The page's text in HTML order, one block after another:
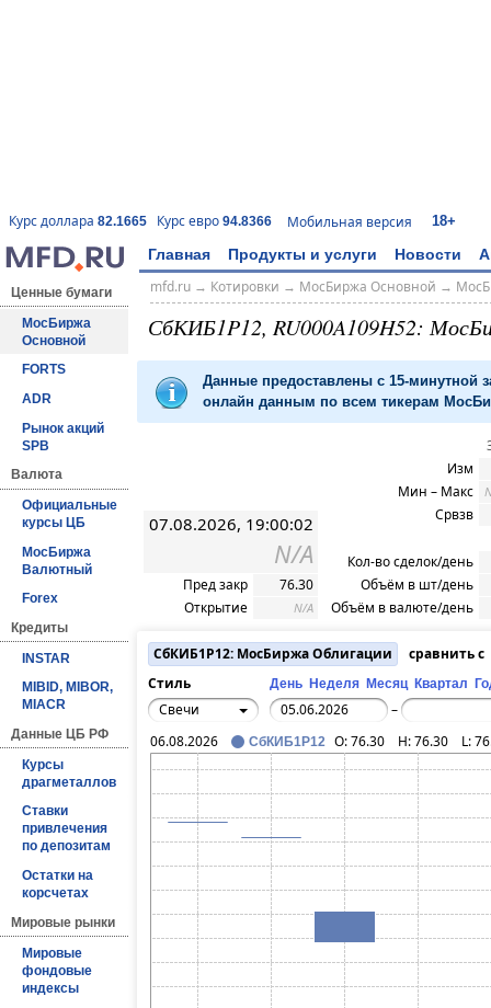
Курс доллара 82.1665 Курс евро 94.8366 Мобильная версия 18+
Главная Продукты и услуги Новости
Ценные бумаги
МосБиржа
Основной
FORTS
ADR
Рынок акций
SPB
Валюта
Официальные
курсы ЦБ
МосБиржа
Валютный
Forex
Кредиты
INSTAR
MIBID, MIBOR,
MIACR
Данные ЦБ РФ
Курсы
драгметаллов
Ставки
привлечения
по депозитам
Остатки на
корсчетах
Мировые рынки
Мировые
фондовые
индексы
mfd.ru→ Котировки → МосБиржа Основной →
СбКИБ1P12, RU000A109H52:
Данные предоставлены с 15-минутной
онлайн данным по всем тикерам
07.08.2026, 19:00:02
N/A
Пред закр
76.30
Открытие
N/A
Изм
Мин – Макс
Срвзв
Кол-во сделок/день
Объём в шт/день
Объём в валюте/день
СбКИБ1P12: МосБиржа Облигации
сравнить с
Стиль
День Неделя Месяц Квартал
Свечи –
06.08.2026 СбКИБ1P12 O:76.30 H:76.30 L: